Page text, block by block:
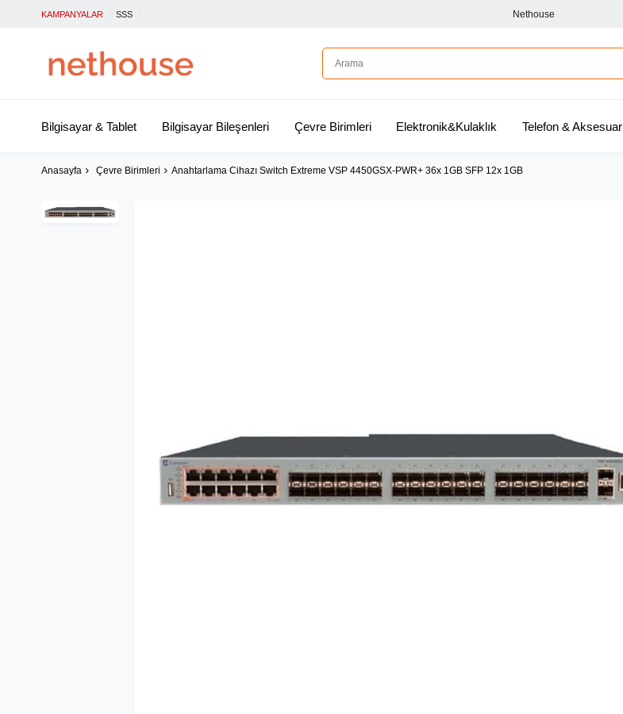
KAMPANYALAR SSS Nethouse
Bilgisayar & Tablet Bilgisayar Bileşenleri Çevre Birimleri Elektronik&Kulaklık Telefon & Aksesuar
Anasayfa Çevre Birimleri Anahtarlama Cihazı Switch Extreme VSP 4450GSX-PWR+ 36x 1GB SFP 12x 1GB